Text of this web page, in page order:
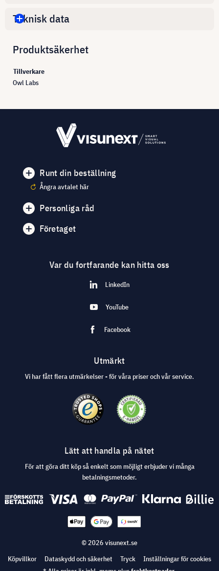
Teknisk data
Produktsäkerhet
Tillverkare
Owl Labs
Runt din beställning
Ångra avtalet här
Personliga råd
Företaget
Var du fortfarande kan hitta oss
LinkedIn
YouTube
Facebook
Utmärkt
Vi har fått flera utmärkelser - för våra priser och vår service.
Lätt att handla på nätet
För att göra ditt köp så enkelt som möjligt erbjuder vi många
betalningsmetoder.
© 2026 visunext.se
Köpvillkor
Dataskydd och säkerhet Tryck
Inställningar för cookies